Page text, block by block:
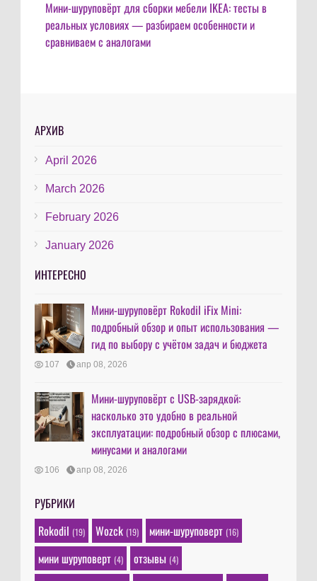
Мини-шуруповёрт для сборки мебели IKEA: тесты в
реальных условиях — разбираем особенности и
сравниваем с аналогами
АРХИВ
April 2026
March 2026
February 2026
January 2026
ИНТЕРЕСНО
Мини-шуруповёрт Rokodil iFix Mini:
подробный обзор и опыт использования —
гид по выбору с учётом задач и бюджета
107 апр 08, 2026
Мини-шуруповёрт с USB-зарядкой:
насколько это удобно в реальной
эксплуатации: подробный обзор с плюсами,
минусами и аналогами
106 апр 08, 2026
РУБРИКИ
Rokodil (19) Wozck (19) мини-шуруповерт (16)
мини шуруповерт (4) отзывы (4)